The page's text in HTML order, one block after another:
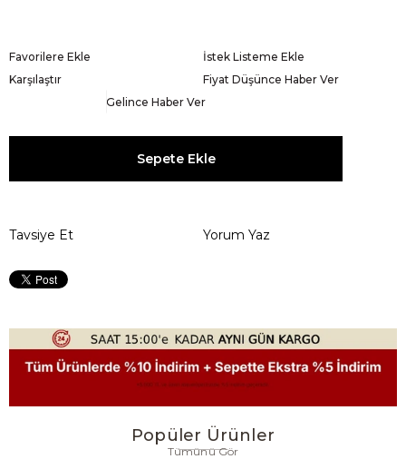
Favorilere Ekle
İstek Listeme Ekle
Karşılaştır
Fiyat Düşünce Haber Ver
Gelince Haber Ver
Tavsiye Et Yorum Yaz
Popüler Ürünler
Tümünü Gör